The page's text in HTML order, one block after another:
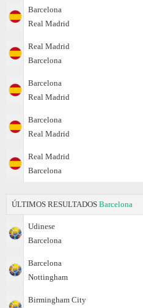
Barcelona
Real Madrid
Real Madrid
Barcelona
Barcelona
Real Madrid
Barcelona
Real Madrid
Real Madrid
Barcelona
ÚLTIMOS RESULTADOS Barcelona
Udinese
Barcelona
Barcelona
Nottingham
Birmingham City